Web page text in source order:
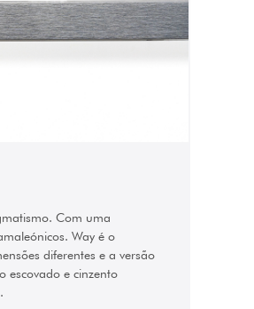
Com uma
Way é o
diferentes e a versão
e cinzento